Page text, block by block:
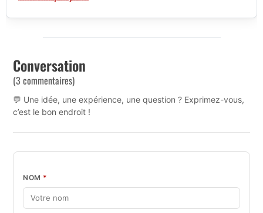
Conversation
(3 commentaires)
💬 Une idée, une expérience, une question ? Exprimez-vous,
c’est le bon endroit !
NOM *